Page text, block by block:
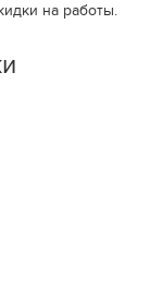
на работы.